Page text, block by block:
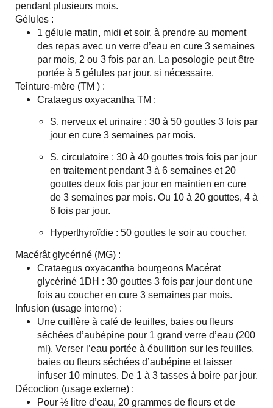
pendant plusieurs mois.
Gélules :
1 gélule matin, midi et soir, à prendre au moment
des repas avec un verre d’eau en cure 3 semaines
par mois, 2 ou 3 fois par an. La posologie peut être
portée à 5 gélules par jour, si nécessaire.
Teinture-mère (TM ) :
Crataegus oxyacantha TM :
S. nerveux et urinaire : 30 à 50 gouttes 3 fois par
jour en cure 3 semaines par mois.
S. circulatoire : 30 à 40 gouttes trois fois par jour
en traitement pendant 3 à 6 semaines et 20
gouttes deux fois par jour en maintien en cure
de 3 semaines par mois. Ou 10 à 20 gouttes, 4 à
6 fois par jour.
Hyperthyroïdie : 50 gouttes le soir au coucher.
Macérât glycériné (MG) :
Crataegus oxyacantha bourgeons Macérat
glycériné 1DH : 30 gouttes 3 fois par jour dont une
fois au coucher en cure 3 semaines par mois.
Infusion (usage interne) :
Une cuillère à café de feuilles, baies ou fleurs
séchées d’aubépine pour 1 grand verre d’eau (200
ml). Verser l’eau portée à ébullition sur les feuilles,
baies ou fleurs séchées d’aubépine et laisser
infuser 10 minutes. De 1 à 3 tasses à boire par jour.
Décoction (usage externe) :
Pour ½ litre d’eau, 20 grammes de fleurs et de